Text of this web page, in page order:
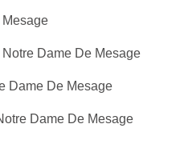
Dame De Mesage
Dame De Mesage
Dame De Mesage